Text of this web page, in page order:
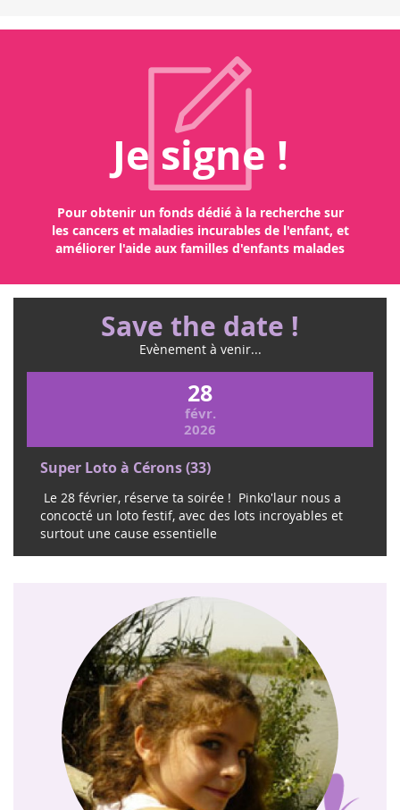
Je signe !
Pour obtenir un fonds dédié à la recherche sur
les cancers et maladies incurables de l'enfant, et
améliorer l'aide aux familles d'enfants malades
Save the date !
Evènement à venir...
28
févr.
2026
Super Loto à Cérons (33)
Le 28 février, réserve ta soirée ! Pinko'laur nous a
concocté un loto festif, avec des lots incroyables et
surtout une cause essentielle